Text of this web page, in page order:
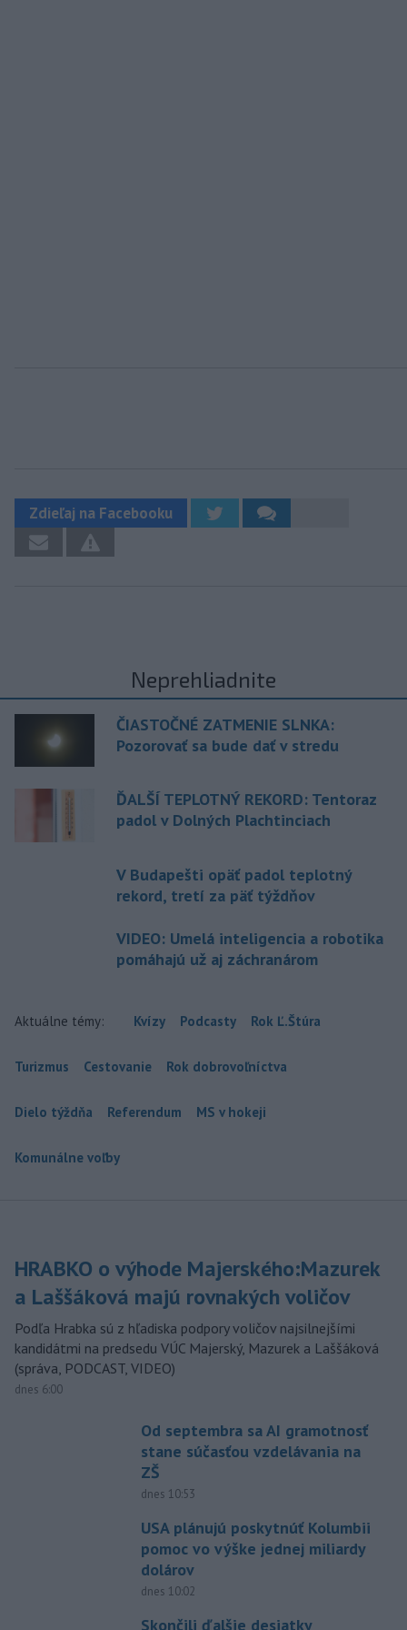
Zdieľaj na Facebooku
Neprehliadnite
ČIASTOČNÉ ZATMENIE SLNKA:
Pozorovať sa bude dať v stredu
ĎALŠÍ TEPLOTNÝ REKORD: Tentoraz
padol v Dolných Plachtinciach
V Budapešti opäť padol teplotný
rekord, tretí za päť týždňov
VIDEO: Umelá inteligencia a robotika
pomáhajú už aj záchranárom
Aktuálne témy: Kvízy Podcasty Rok Ľ.Štúra
Turizmus Cestovanie Rok dobrovoľníctva
Dielo týždňa Referendum MS v hokeji
Komunálne voľby
HRABKO o výhode Majerského:Mazurek
a Laššáková majú rovnakých voličov
Podľa Hrabka sú z hľadiska podpory voličov najsilnejšími
kandidátmi na predsedu VÚC Majerský, Mazurek a Laššáková
(správa, PODCAST, VIDEO)
dnes 6:00
Od septembra sa AI gramotnosť
stane súčasťou vzdelávania na
ZŠ
dnes 10:53
USA plánujú poskytnúť Kolumbii
pomoc vo výške jednej miliardy
dolárov
dnes 10:02
Skončili ďalšie desiatky